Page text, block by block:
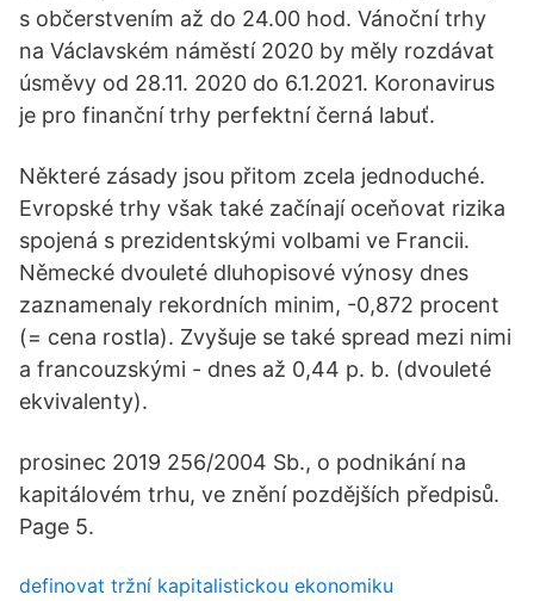
s občerstvením až do 24.00 hod. Vánoční trhy
na Václavském náměstí 2020 by měly rozdávat
úsměvy od 28.11. 2020 do 6.1.2021. Koronavirus
je pro finanční trhy perfektní černá labuť.
Některé zásady jsou přitom zcela jednoduché.
Evropské trhy však také začínají oceňovat rizika
spojená s prezidentskými volbami ve Francii.
Německé dvouleté dluhopisové výnosy dnes
zaznamenaly rekordních minim, -0,872 procent
(= cena rostla). Zvyšuje se také spread mezi nimi
a francouzskými - dnes až 0,44 p. b. (dvouleté
ekvivalenty).
prosinec 2019 256/2004 Sb., o podnikání na
kapitálovém trhu, ve znění pozdějších předpisů.
Page 5.
definovat tržní kapitalistickou ekonomiku